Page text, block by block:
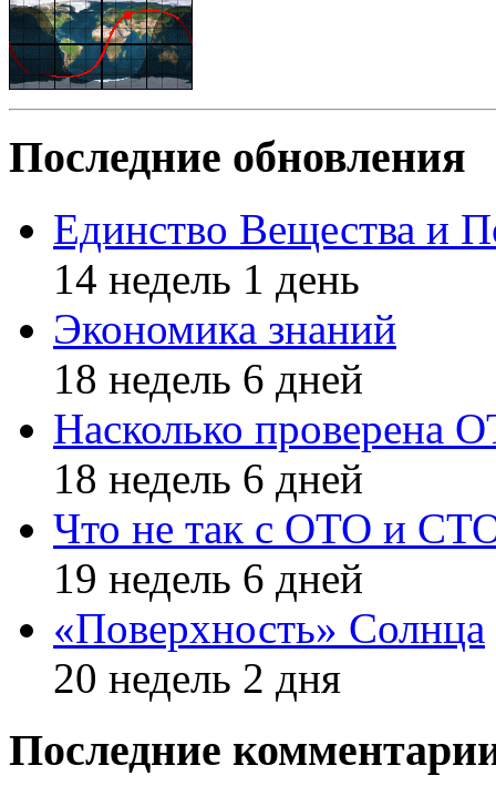
Последние обновления
Единство Вещества и
14 недель 1 день
Экономика знаний
18 недель 6 дней
Насколько проверена
18 недель 6 дней
Что не так с ОТО и
19 недель 6 дней
«Поверхность» Солнца
20 недель 2 дня
Последние